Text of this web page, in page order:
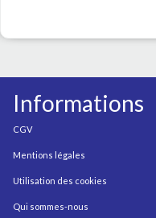
Informations
CGV
Mentions légales
Utilisation des cookies
Qui sommes-nous